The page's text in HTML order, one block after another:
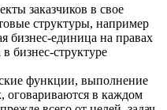
заказчиков в свое
структуры, например
бизнес-единица на правах
бизнес-структуре
функции, выполнение
оговариваются в каждом